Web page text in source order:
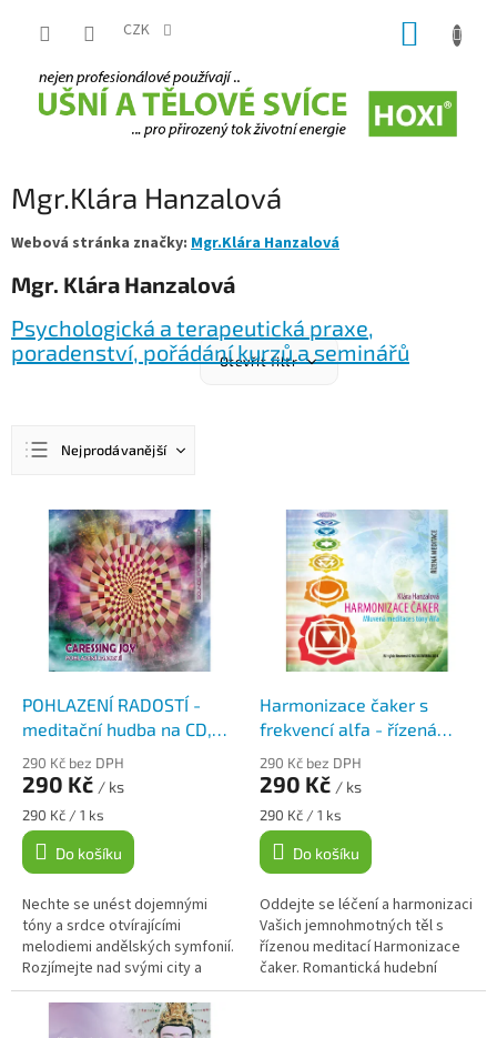
CZK
Mgr.Klára Hanzalová
Webová stránka značky: Mgr.Klára Hanzalová
Mgr. Klára Hanzalová
Psychologická a terapeutická praxe,
poradenství, pořádání kurzů a seminářů
Otevřít filtr
Nejprodávanější
Nejdražší
Abecedně
POHLAZENÍ RADOSTÍ -
meditační hudba na CD,
Klára Hanzalová
290 Kč bez DPH
290 Kč / ks
Měrná
cena:
290 Kč / 1 ks
Do košíku
Nechte se unést dojemnými
tóny a srdce otvírajícími
melodiemi andělských symfonií.
Rozjímejte nad svými city a
nechte se léčit energetizujícími
tóny plynoucími přímo z
Harmonizace čaker s
frekvencí alfa - řízená
meditace na CD, Klára
Hanzalová
290 Kč bez DPH
290 Kč / ks
Měrná
cena:
290 Kč / 1 ks
Do košíku
Oddejte se léčení a harmonizaci
Vašich jemnohmotných těl s
řízenou meditací Harmonizace
čaker. Romantická hudební
kompozice s podprahovými